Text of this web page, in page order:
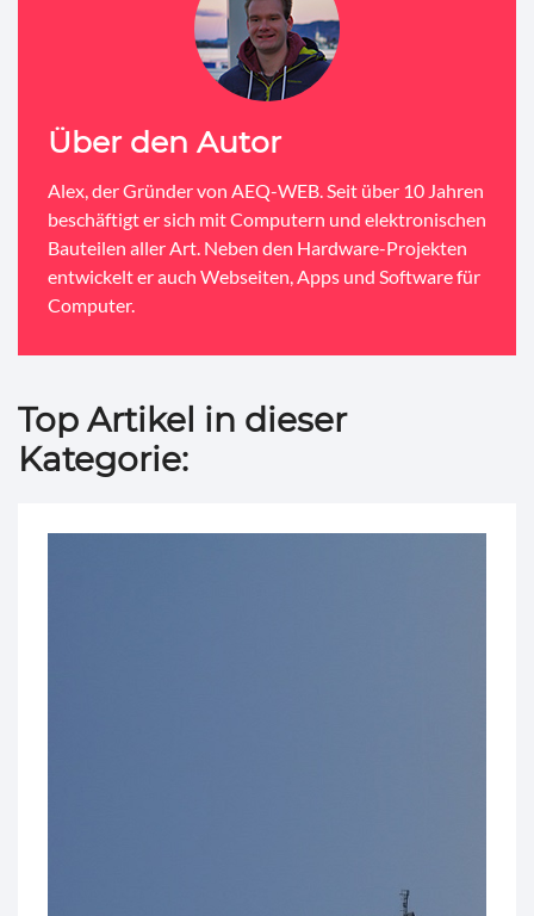
Über den Autor
Alex, der Gründer von AEQ-WEB. Seit über 10 Jahren
beschäftigt er sich mit Computern und elektronischen
Bauteilen aller Art. Neben den Hardware-Projekten
entwickelt er auch Webseiten, Apps und Software für
Computer.
Top Artikel in dieser
Kategorie: